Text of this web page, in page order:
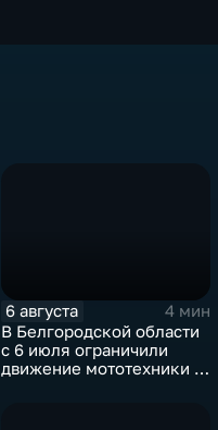
6 августа
4 мин
В Белгородской области
с 6 июля ограничили
движение мототехники в